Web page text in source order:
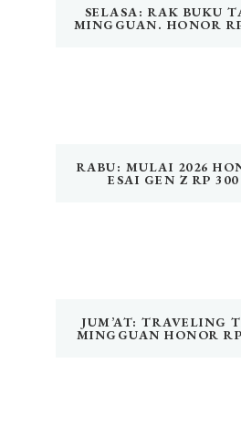
SELASA: RAK BUKU
MINGGUAN. HONOR
RABU: MULAI 2026
ESAI GEN Z RP
JUM’AT: TRAVELING
MINGGUAN HONOR